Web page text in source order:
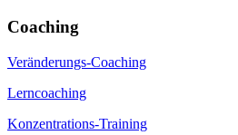
Coaching
Veränderungs-Coaching
Lerncoaching
Konzentrations-Training